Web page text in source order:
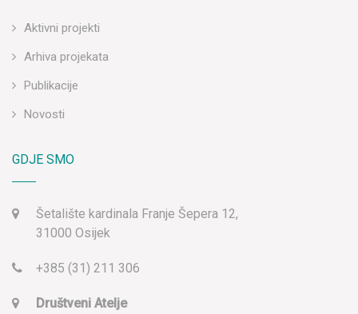
Aktivni projekti
Arhiva projekata
Publikacije
Novosti
GDJE SMO
Šetalište kardinala Franje Šepera 12,
31000 Osijek
+385 (31) 211 306
Društveni Atelje